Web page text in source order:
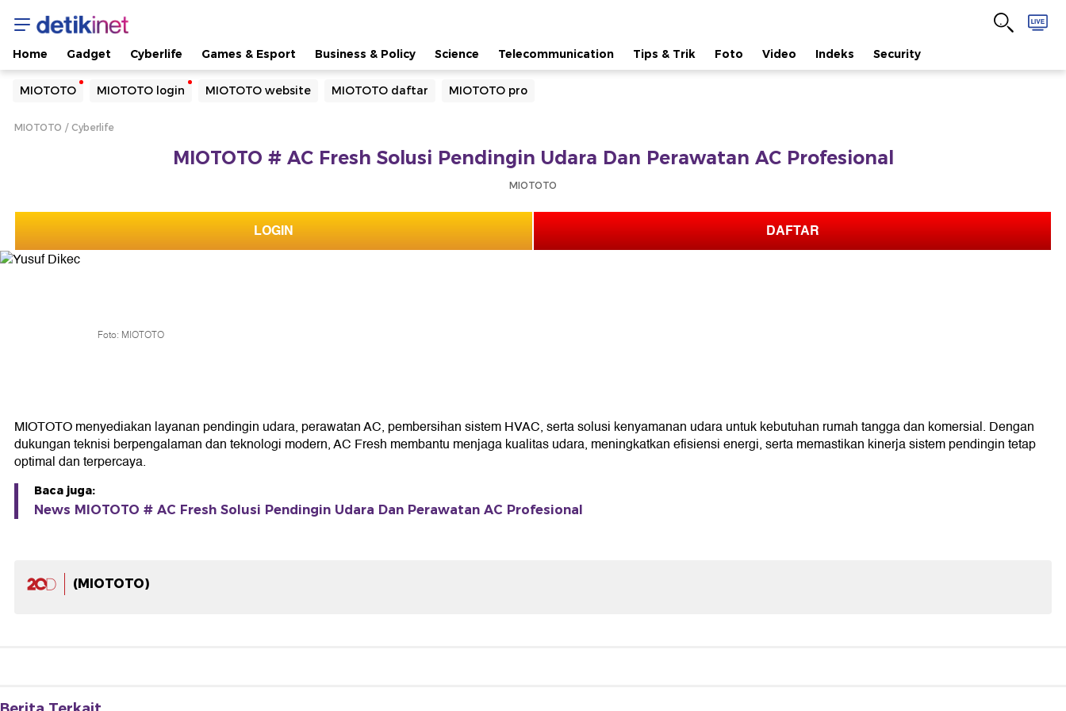
Home Gadget Cyberlife Games & Esport Business & Policy Science Telecommunication Tips & Trik Foto Video Indeks Security
MIOTOTO MIOTOTO login MIOTOTO website MIOTOTO daftar MIOTOTO pro
Yang sedang ramai dicari
Loading...
MIOTOTO Cyberlife
MIOTOTO # AC Fresh Solusi Pendingin Udara Dan Perawatan AC Profesional
MIOTOTO
LOGIN DAFTAR
Foto: MIOTOTO
MIOTOTO menyediakan layanan pendingin udara, perawatan AC, pembersihan sistem HVAC, serta solusi kenyamanan udara untuk kebutuhan rumah tangga dan komersial. Dengan
dukungan teknisi berpengalaman dan teknologi modern, AC Fresh membantu menjaga kualitas udara, meningkatkan efisiensi energi, serta memastikan kinerja sistem pendingin tetap
optimal dan terpercaya.
Baca juga:
News MIOTOTO # AC Fresh Solusi Pendingin Udara Dan Perawatan AC Profesional
(MIOTOTO)